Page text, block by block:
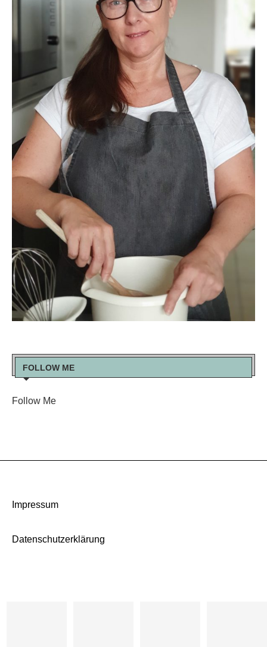
FOLLOW ME
Follow Me
Impressum
Datenschutzerklärung